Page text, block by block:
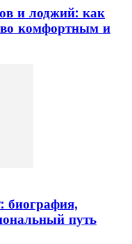
и лоджий: как
комфортным и
биография,
путь